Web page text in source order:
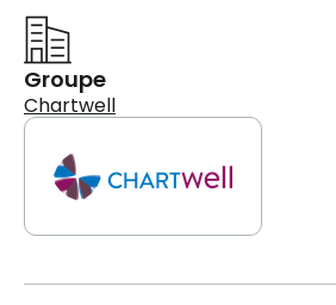
Groupe
Chartwell